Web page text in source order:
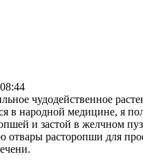
чудодейственное
в народной медицине, я
и застой в желчном
отвары расторопши для